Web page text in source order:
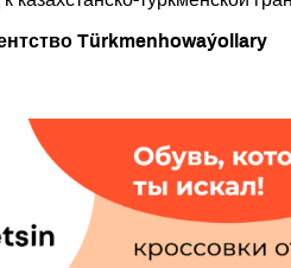
Türkmenhowaýollary